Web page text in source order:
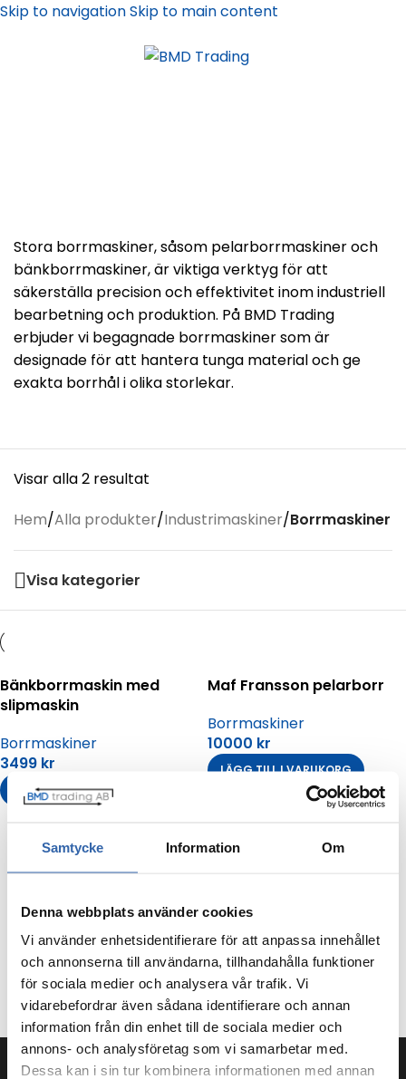
Samtycke Information Om
Denna webbplats använder cookies
Vi använder enhetsidentifierare för att anpassa innehållet
och annonserna till användarna, tillhandahålla funktioner
för sociala medier och analysera vår trafik. Vi
vidarebefordrar även sådana identifierare och annan
information från din enhet till de sociala medier och
annons- och analysföretag som vi samarbetar med.
Dessa kan i sin tur kombinera informationen med annan
Skip to navigationSkip to main content
Stora borrmaskiner, såsom pelarborrmaskiner och
bänkborrmaskiner, är viktiga verktyg för att
säkerställa precision och effektivitet inom industriell
bearbetning och produktion. På BMD Trading
erbjuder vi begagnade borrmaskiner som är
designade för att hantera tunga material och ge
exakta borrhål i olika storlekar.
Visar alla 2 resultat
Hem/Alla produkter/Industrimaskiner/Borrmaskiner
Visa kategorier
Bänkborrmaskin med
slipmaskin
Borrmaskiner
3499 kr
LÄGG TILL I VARUKORG
Maf Fransson pelarborr
Borrmaskiner
10000 kr
LÄGG TILL I VARUKORG